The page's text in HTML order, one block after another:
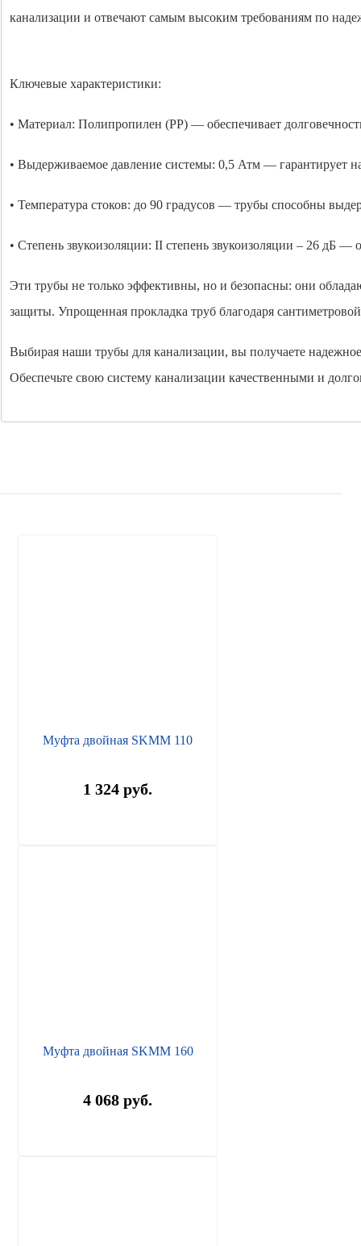
канализации и отвечают самым высоким требованиям по
Ключевые характеристики:
• Материал: Полипропилен (PP) — обеспечивает
• Выдерживаемое давление системы: 0,5 Атм — гарантирует
• Температура стоков: до 90 градусов — трубы способны
• Степень звукоизоляции: II степень звукоизоляции – 26 дБ
Эти трубы не только эффективны, но и безопасны: они
защиты. Упрощенная прокладка труб благодаря
Выбирая наши трубы для канализации, вы получаете
Обеспечьте свою систему канализации качественными и
Муфта двойная SKMM 110
1 324 руб.
Муфта двойная SKMM 160
4 068 руб.